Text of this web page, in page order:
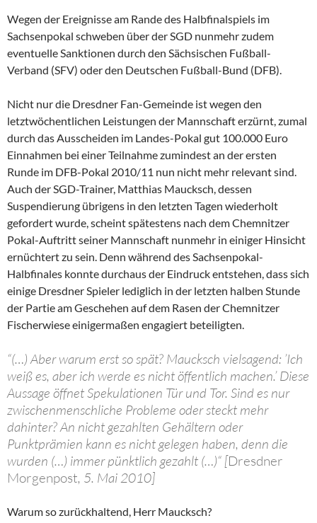
Wegen der Ereignisse am Rande des Halbfinalspiels im
Sachsenpokal schweben über der SGD nunmehr zudem
eventuelle Sanktionen durch den Sächsischen Fußball-
Verband (SFV) oder den Deutschen Fußball-Bund (DFB).
Nicht nur die Dresdner Fan-Gemeinde ist wegen den
letztwöchentlichen Leistungen der Mannschaft erzürnt, zumal
durch das Ausscheiden im Landes-Pokal gut 100.000 Euro
Einnahmen bei einer Teilnahme zumindest an der ersten
Runde im DFB-Pokal 2010/11 nun nicht mehr relevant sind.
Auch der SGD-Trainer, Matthias Maucksch, dessen
Suspendierung übrigens in den letzten Tagen wiederholt
gefordert wurde, scheint spätestens nach dem Chemnitzer
Pokal-Auftritt seiner Mannschaft nunmehr in einiger Hinsicht
ernüchtert zu sein. Denn während des Sachsenpokal-
Halbfinales konnte durchaus der Eindruck entstehen, dass sich
einige Dresdner Spieler lediglich in der letzten halben Stunde
der Partie am Geschehen auf dem Rasen der Chemnitzer
Fischerwiese einigermaßen engagiert beteiligten.
“(…) Aber warum erst so spät? Maucksch vielsagend: ’Ich
weiß es, aber ich werde es nicht öffentlich machen.’ Diese
Aussage öffnet Spekulationen Tür und Tor. Sind es nur
zwischenmenschliche Probleme oder steckt mehr
dahinter? An nicht gezahlten Gehältern oder
Punktprämien kann es nicht gelegen haben, denn die
wurden (…) immer pünktlich gezahlt (…)“ [Dresdner
Morgenpost, 5. Mai 2010]
Warum so zurückhaltend, Herr Maucksch?